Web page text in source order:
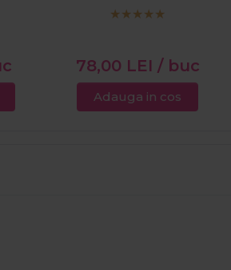
78,00 LEI / buc
Adauga in cos